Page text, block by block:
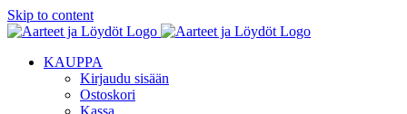
Skip to content
KAUPPA
Kirjaudu sisään
Ostoskori
Kassa